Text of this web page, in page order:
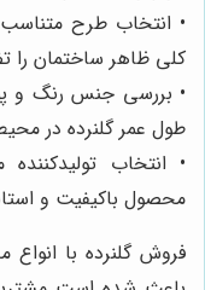
• انتخاب طرح
کلی ظاهر ساختمان را
• بررسی جنس رنگ و
طول عمر گلنرده در
• انتخاب
محصول باکیفیت و
فروش گلنرده با